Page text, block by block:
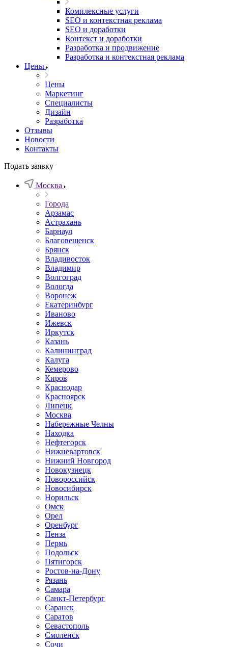
Комплексные услуги
SEO и контекстная реклама
SEO и доработки
Контекст и доработки
Разработка и продвижение
Разработка и контекстная реклама
Цены
Цены
Маркетинг
Специалисты
Дизайн
Разработка
Отзывы
Новости
Контакты
Подать заявку
Москва
Города
Арзамас
Астрахань
Барнаул
Благовещенск
Брянск
Владивосток
Владимир
Волгоград
Вологда
Воронеж
Екатеринбург
Иваново
Ижевск
Иркутск
Казань
Калининград
Калуга
Кемерово
Киров
Краснодар
Красноярск
Липецк
Москва
Набережные Челны
Находка
Нефтегорск
Нижневартовск
Нижний Новгород
Новокузнецк
Новороссийск
Новосибирск
Норильск
Омск
Орел
Оренбург
Пенза
Пермь
Подольск
Пятигорск
Ростов-на-Дону
Рязань
Самара
Санкт-Петербург
Саранск
Саратов
Севастополь
Смоленск
Сочи